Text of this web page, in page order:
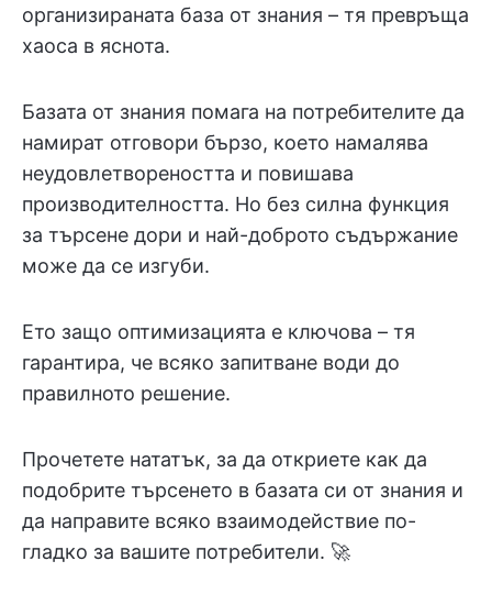
организираната база от знания – тя превръща
хаоса в яснота.
Базата от знания помага на потребителите да
намират отговори бързо, което намалява
неудовлетвореността и повишава
производителността. Но без силна функция
за търсене дори и най-доброто съдържание
може да се изгуби.
Ето защо оптимизацията е ключова – тя
гарантира, че всяко запитване води до
правилното решение.
Прочетете нататък, за да откриете как да
подобрите търсенето в базата си от знания и
да направите всяко взаимодействие по-
гладко за вашите потребители. 🚀